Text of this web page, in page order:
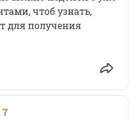
чтоб узнать,
для получения
7